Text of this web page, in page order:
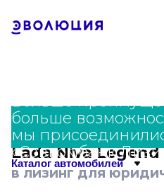
Больше
больше
мы
«Совкомбанк
Каталог автомобилей
Главная Каталог Lada
Lada Niva Legend
в лизинг для